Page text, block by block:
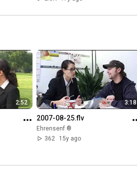
2:52 3:18
2007-08-25.flv
Ehrensenf ®
362
15y ago